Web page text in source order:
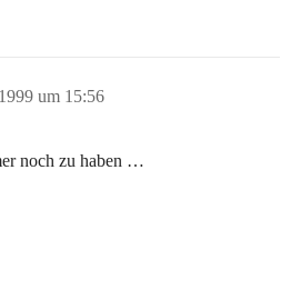
um 15:56
noch zu haben …